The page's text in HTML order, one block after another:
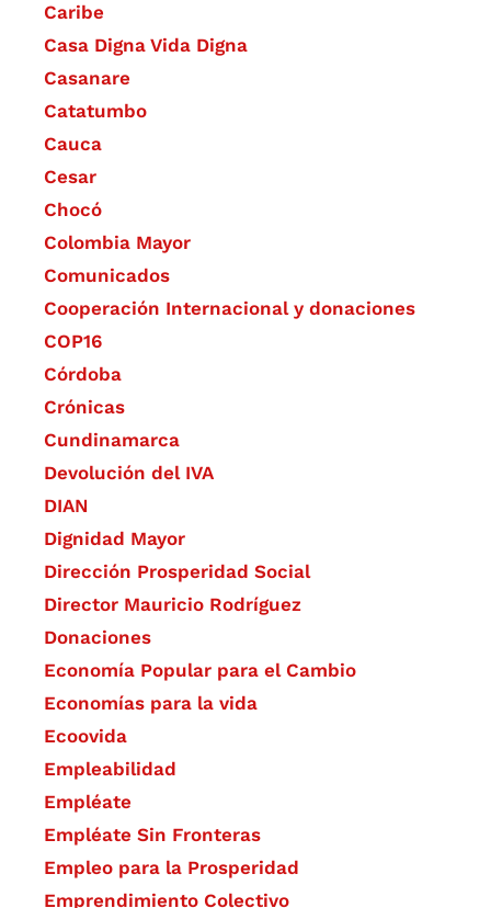
Caribe
Casa Digna Vida Digna
Casanare
Catatumbo
Cauca
Cesar
Chocó
Colombia Mayor
Comunicados
Cooperación Internacional y donaciones
COP16
Córdoba
Crónicas
Cundinamarca
Devolución del IVA
DIAN
Dignidad Mayor
Dirección Prosperidad Social
Director Mauricio Rodríguez
Donaciones
Economía Popular para el Cambio
Economías para la vida
Ecoovida
Empleabilidad
Empléate
Empléate Sin Fronteras
Empleo para la Prosperidad
Emprendimiento Colectivo